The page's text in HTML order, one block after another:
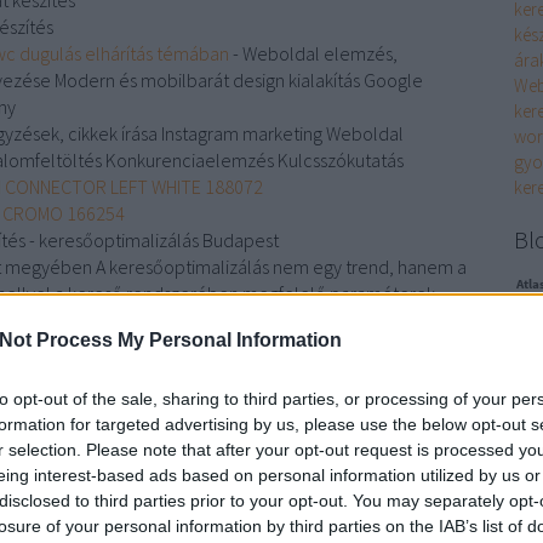
Process My Personal Information
opt-out of the sale, sharing to third parties, or processing of your
for targeted advertising by us, please use the below opt-out
selection. Please note that after your opt-out request is processed
interest-based ads based on personal information utilized by us
to third parties prior to your opt-out. You may separately
of your personal information by third parties on the IAB’s list of
dugulás elhárítás témában - Weboldal elemzés,
Modern és mobilbarát design kialakítás Google
cikkek írása Instagram marketing Weboldal
Konkurenciaelemzés Kulcsszókutatás
LEFT WHITE 188072
166254
- keresőoptimalizálás Budapest
megyében A keresőoptimalizálás nem egy trend, hanem a
a kereső rendszerében megfelelő paraméterek
BMW és Audi használtautó értékesítés weboldal készítés Ár
és gyors megoldás weboldal rendelésre. Minden bérelhető
ROMEO 4C
külföldről Tesla Model 3
166247
lízing Tesla Model 3